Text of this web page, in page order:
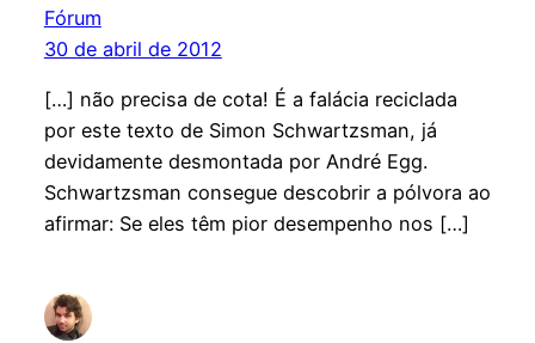
Fórum
30 de abril de 2012
[…] não precisa de cota! É a falácia reciclada
por este texto de Simon Schwartzsman, já
devidamente desmontada por André Egg.
Schwartzsman consegue descobrir a pólvora ao
afirmar: Se eles têm pior desempenho nos […]